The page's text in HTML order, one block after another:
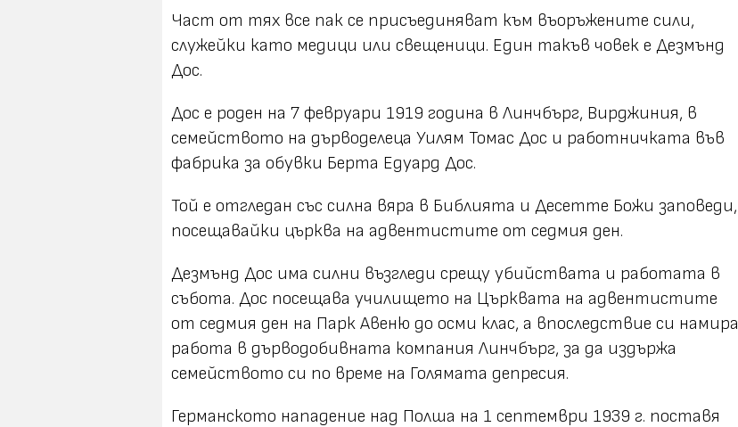
Част от тях все пак се присъединяват към въоръжените сили,
служейки като медици или свещеници. Един такъв човек е Дезмънд
Дос.
Дос е роден на 7 февруари 1919 година в Линчбърг, Вирджиния, в
семейството на дърводелеца Уилям Томас Дос и работничката във
фабрика за обувки Берта Едуард Дос.
Той е отгледан със силна вяра в Библията и Десетте Божи заповеди,
посещавайки църква на адвентистите от седмия ден.
Дезмънд Дос има силни възгледи срещу убийствата и работата в
събота. Дос посещава училището на Църквата на адвентистите
от седмия ден на Парк Авеню до осми клас, а впоследствие си намира
работа в дърводобивната компания Линчбърг, за да издържа
семейството си по време на Голямата депресия.
Германското нападение над Полша на 1 септември 1939 г. поставя